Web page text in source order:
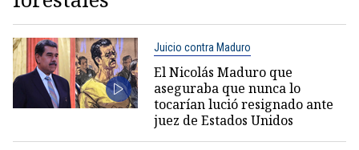
Juicio contra Maduro
El Nicolás Maduro que
aseguraba que nunca lo
tocarían lució resignado ante
juez de Estados Unidos